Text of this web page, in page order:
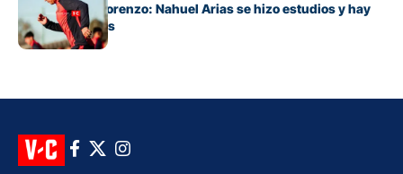
Alivio en San Lorenzo: Nahuel Arias se hizo estudios y hay
buenas noticias